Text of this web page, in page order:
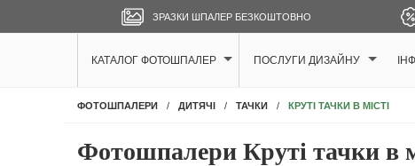
ЗРАЗКИ ШПАЛЕР БЕЗКОШТОВНО
КАТАЛОГ ФОТОШПАЛЕР ПОСЛУГИ ДИЗАЙНУ
ФОТОШПАЛЕРИ ДИТЯЧІ ТАЧКИ КРУТІ ТАЧКИ В МІСТІ
Фотошпалери Круті тачки в